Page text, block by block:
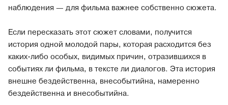
наблюдения — для фильма важнее собственно сюжета.
Если пересказать этот сюжет словами, получится
история одной молодой пары, которая расходится без
каких-либо особых, видимых причин, отразившихся в
событиях ли фильма, в тексте ли диалогов. Эта история
внешне бездейственна, внесобытийна, намеренно
бездейственна и внесобытийна.